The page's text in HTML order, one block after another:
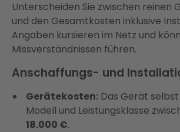
Unterscheiden Sie zwischen reinen
und den Gesamtkosten inklusive
Angaben kursieren im Netz und
Missverständnissen führen.
Anschaffungs- und
Gerätekosten: Das Gerät
Modell und Leistungsklasse
18.000 €.